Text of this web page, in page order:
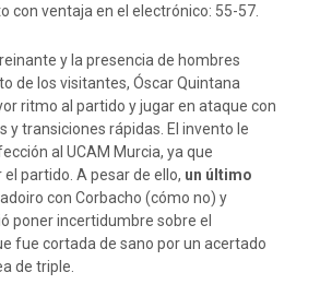
con ventaja en el electrónico: 55-57.
y la presencia de hombres
de los visitantes, Óscar Quintana
ritmo al partido y jugar en ataque con
y transiciones rápidas. El invento le
al UCAM Murcia, ya que
partido. A pesar de ello, un último
con Corbacho (cómo no) y
poner incertidumbre sobre el
fue cortada de sano por un acertado
de triple.